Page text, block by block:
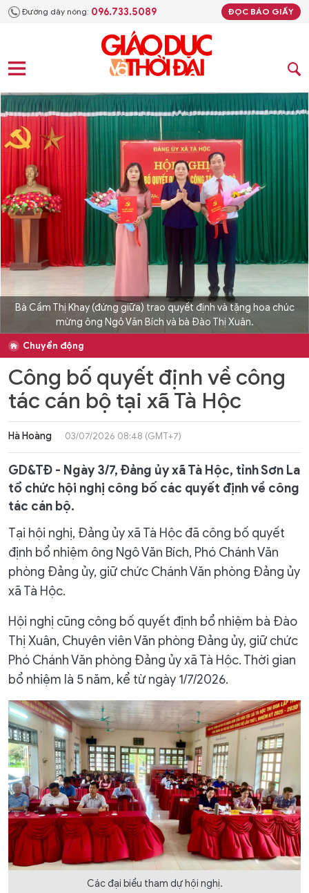
Đường dây nóng: 096.733.5089 ĐỌC BÁO GIẤY
Bà Cầm Thị Khay (đứng giữa) trao quyết định và tặng hoa chúc
mừng ông Ngô Văn Bích và bà Đào Thị Xuân.
Chuyển động
Công bố quyết định về công
tác cán bộ tại xã Tà Hộc
Hà Hoàng 03/07/2026 08:48 (GMT+7)
GD&TĐ - Ngày 3/7, Đảng ủy xã Tà Hộc, tỉnh Sơn La
tổ chức hội nghị công bố các quyết định về công
tác cán bộ.
Tại hội nghị, Đảng ủy xã Tà Hộc đã công bố quyết
định bổ nhiệm ông Ngô Văn Bích, Phó Chánh Văn
phòng Đảng ủy, giữ chức Chánh Văn phòng Đảng ủy
xã Tà Hộc.
Hội nghị cũng công bố quyết định bổ nhiệm bà Đào
Thị Xuân, Chuyên viên Văn phòng Đảng ủy, giữ chức
Phó Chánh Văn phòng Đảng ủy xã Tà Hộc. Thời gian
bổ nhiệm là 5 năm, kể từ ngày 1/7/2026.
Các đại biểu tham dự hội nghị.